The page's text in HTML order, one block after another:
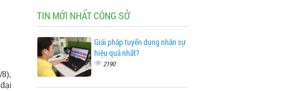
TIN MỚI NHẤT CÔNG SỞ
Giải pháp tuyển dụng nhân sự
hiệu quả nhất?
2190